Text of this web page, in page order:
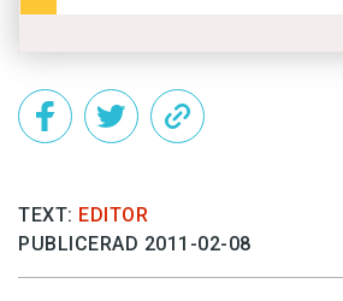
TEXT: EDITOR
PUBLICERAD 2011-02-08